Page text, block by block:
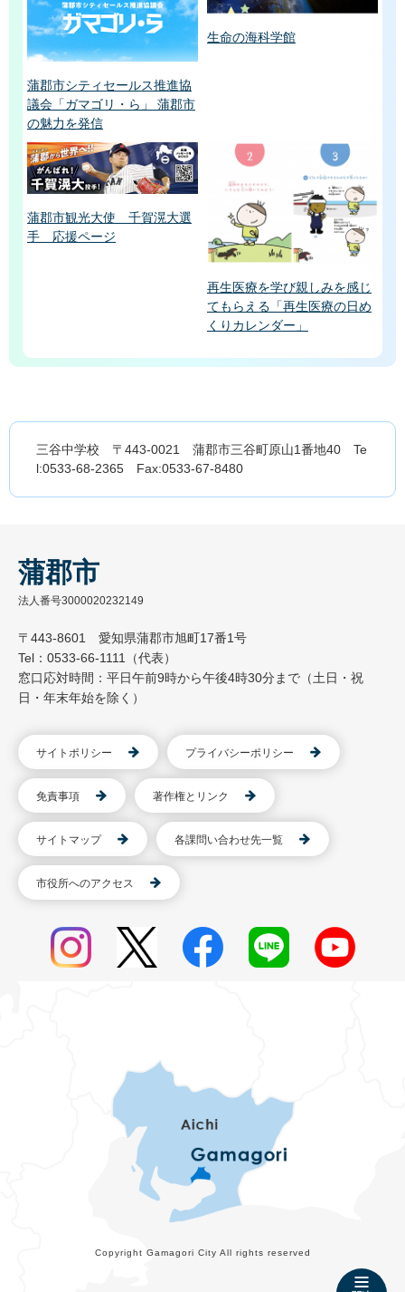
蒲郡市シティセールス推進協
議会「ガマゴリ・ら」 蒲郡市
の魅力を発信
生命の海科学館
蒲郡市観光大使 千賀滉大選
手 応援ページ
再生医療を学び親しみを感じ
てもらえる「再生医療の日め
くりカレンダー」
三谷中学校 〒443-0021 蒲郡市三谷町原山1番地40 Te
l:0533-68-2365 Fax:0533-67-8480
蒲郡市
法人番号3000020232149
〒443-8601 愛知県蒲郡市旭町17番1号
Tel：0533-66-1111（代表）
窓口応対時間：平日午前9時から午後4時30分まで（土日・祝
日・年末年始を除く）
サイトポリシー プライバシーポリシー
免責事項 著作権とリンク
サイトマップ 各課問い合わせ先一覧
市役所へのアクセス
Copyright Gamagori City All rights reserved